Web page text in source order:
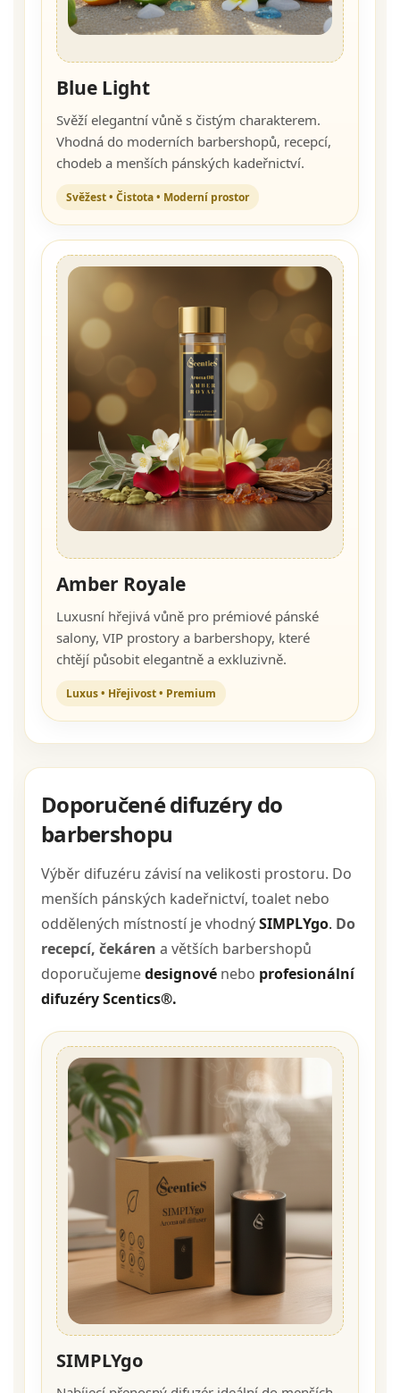
Blue Light
Svěží elegantní vůně s čistým charakterem.
Vhodná do moderních barbershopů, recepcí,
chodeb a menších pánských kadeřnictví.
Svěžest • Čistota • Moderní prostor
Amber Royale
Luxusní hřejivá vůně pro prémiové pánské
salony, VIP prostory a barbershopy, které
chtějí působit elegantně a exkluzivně.
Luxus • Hřejivost • Premium
Doporučené difuzéry do
barbershopu
Výběr difuzéru závisí na velikosti prostoru. Do
menších pánských kadeřnictví, toalet nebo
oddělených místností je vhodnýSIMPLYgo. Do
recepcí, čekáren a větších barbershopů
doporučujemedesignové nebo profesionální
difuzéry Scentics®.
SIMPLYgo